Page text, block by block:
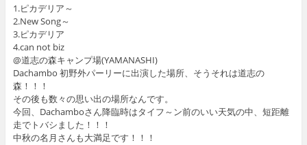
1.ピカデリア～
2.New Song～
3.ピカデリア
4.can not biz
@道志の森キャンプ場(YAMANASHI)
Dachambo 初野外パーリーに出演した場所、そうそれは道志の
森！！！
その後も数々の思い出の場所なんです。
今回、Dachamboさん降臨時はタイフ～ン前のいい天気の中、短距離
走でトバシました！！！
中秋の名月さんも大満足です！！！